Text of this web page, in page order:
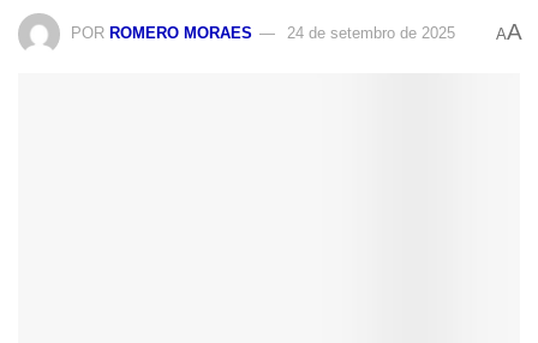
POR ROMERO MORAES 24 de setembro de 2025 AA